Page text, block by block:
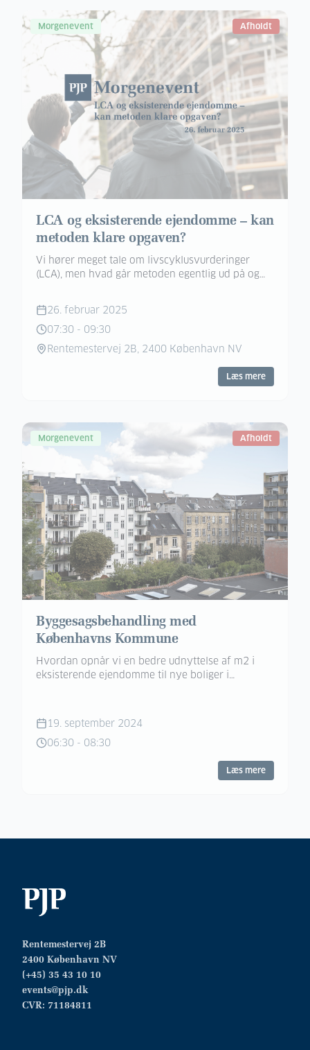
Morgenevent Afholdt
LCA og eksisterende ejendomme – kan
metoden klare opgaven?
Vi hører meget tale om livscyklusvurderinger
(LCA), men hvad går metoden egentlig ud på og
26. februar 2025
07:30 - 09:30
Rentemestervej 2B, 2400 København NV
Læs mere
Morgenevent Afholdt
Byggesagsbehandling med
Københavns Kommune
Hvordan opnår vi en bedre udnyttelse af m2 i
eksisterende ejendomme til nye boliger i
19. september 2024
06:30 - 08:30
Læs mere
Rentemestervej 2B
2400 København NV
(+45) 35 43 10 10
events@pjp.dk
CVR: 71184811